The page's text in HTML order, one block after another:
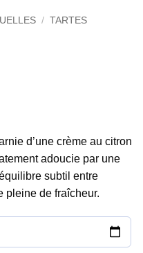
/ TARTES
d’une crème au citron
adoucie par une
subtil entre
pleine de fraîcheur.